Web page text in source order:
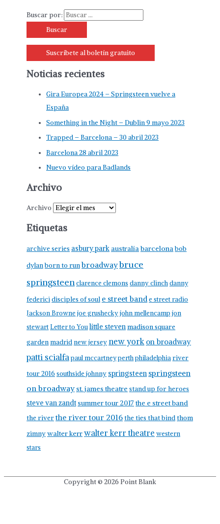
Buscar por:
Suscríbete al boletín gratuito
Noticias recientes
Gira Europea 2024 – Springsteen vuelve a
España
Something in the Night – Dublin 9 mayo 2023
Trapped – Barcelona – 30 abril 2023
Barcelona 28 abril 2023
Nuevo vídeo para Badlands
Archivo
Archivo
Etiquetas
archive series asbury park australia barcelona bob
dylanborn to runbroadwaybruce
springsteen clarence clemons danny clinchdanny
federicidisciples of soul e street band e street radio
Jackson Browne joe grusheckyjohn mellencamp jon
stewartLetter to Youlittle steven madison square
gardenmadridnew jerseynew york on broadway
patti scialfapaul mccartneyperthphiladelphiariver
tour 2016southside johnny springsteen springsteen
on broadway st. james theatre stand up for heroes
steve van zandt summer tour 2017 the e street band
the riverthe river tour 2016the ties that bindthom
zimnywalter kerrwalter kerr theatre western
stars
Copyright © 2026 Point Blank